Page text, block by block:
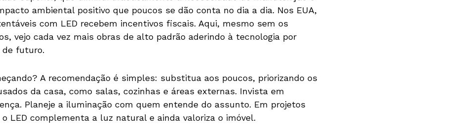
ambiental positivo que poucos se dão conta no dia a dia. Nos EUA,
com LED recebem incentivos fiscais. Aqui, mesmo sem os
vejo cada vez mais obras de alto padrão aderindo à tecnologia por
de futuro.
A recomendação é simples: substitua aos poucos, priorizando os
da casa, como salas, cozinhas e áreas externas. Invista em
Planeje a iluminação com quem entende do assunto. Em projetos
LED complementa a luz natural e ainda valoriza o imóvel.